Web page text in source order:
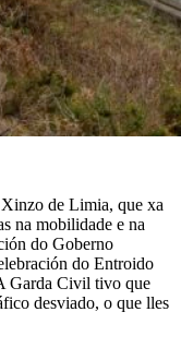
de Limia, que xa
na mobilidade e na
do Goberno
do Entroido
Garda Civil tivo que
desviado, o que lles